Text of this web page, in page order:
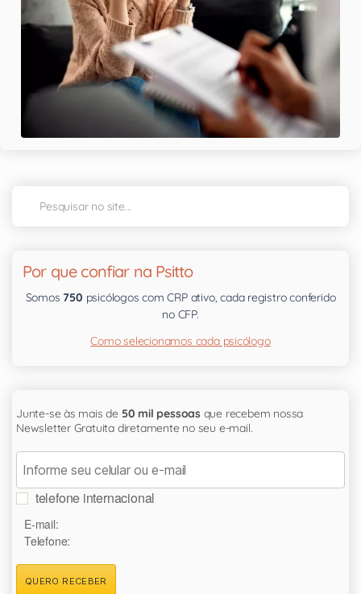
Por que confiar na Psitto
Somos 750 psicólogos com CRP ativo, cada registro conferido
no CFP.
Como selecionamos cada psicólogo
Junte-se às mais de 50 mil pessoasque recebem nossa
Newsletter Gratuita diretamente no seu e-mail.
telefone internacional
E-mail:
Telefone:
QUERO RECEBER